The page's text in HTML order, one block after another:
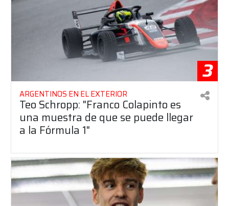
3
ARGENTINOS EN EL EXTERIOR
Teo Schropp: "Franco Colapinto es
una muestra de que se puede llegar
a la Fórmula 1"